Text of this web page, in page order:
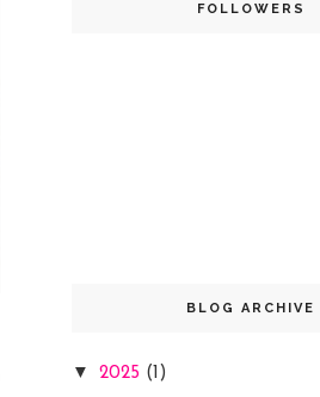
FOLLOWERS
BLOG ARCHIVE
▼ 2025 (1)